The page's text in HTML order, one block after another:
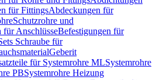
für FittingsAbdeckungen für
Schutzrohre und
für AnschlüsseBefestigungen für
Schraube für
Geberit
für Systemrohre MLSystemrohre
PBSystemrohre Heizung